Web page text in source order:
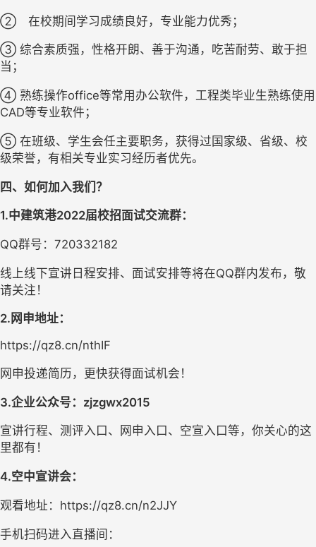
②	在校期间学习成绩良好，专业能力优秀；
③ 综合素质强，性格开朗、善于沟通，吃苦耐劳、敢于担
当；
④ 熟练操作office等常用办公软件，工程类毕业生熟练使用
CAD等专业软件；
⑤ 在班级、学生会任主要职务，获得过国家级、省级、校
级荣誉，有相关专业实习经历者优先。
四、如何加入我们？
1.中建筑港2022届校招面试交流群：
QQ群号：720332182
线上线下宣讲日程安排、面试安排等将在QQ群内发布，敬
请关注！
2.网申地址：
https://qz8.cn/nthIF
网申投递简历，更快获得面试机会！
3.企业公众号：zjzgwx2015
宣讲行程、测评入口、网申入口、空宣入口等，你关心的这
里都有！
4.空中宣讲会：
观看地址：https://qz8.cn/n2JJY
手机扫码进入直播间：